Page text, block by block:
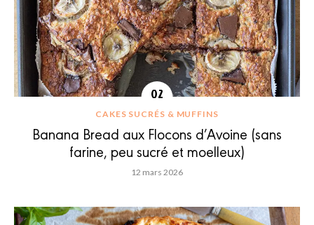
CAKES SUCRÉS & MUFFINS
Banana Bread aux Flocons d’Avoine (sans
farine, peu sucré et moelleux)
12 mars 2026